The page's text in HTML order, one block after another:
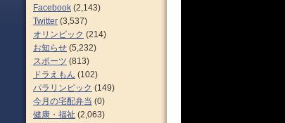
Facebook (2,143)
Twitter (3,537)
オリンピック (214)
お知らせ (5,232)
スポーツ (813)
ドラえもん (102)
パラリンピック (149)
今月の宅配弁当 (0)
健康・福祉 (2,063)